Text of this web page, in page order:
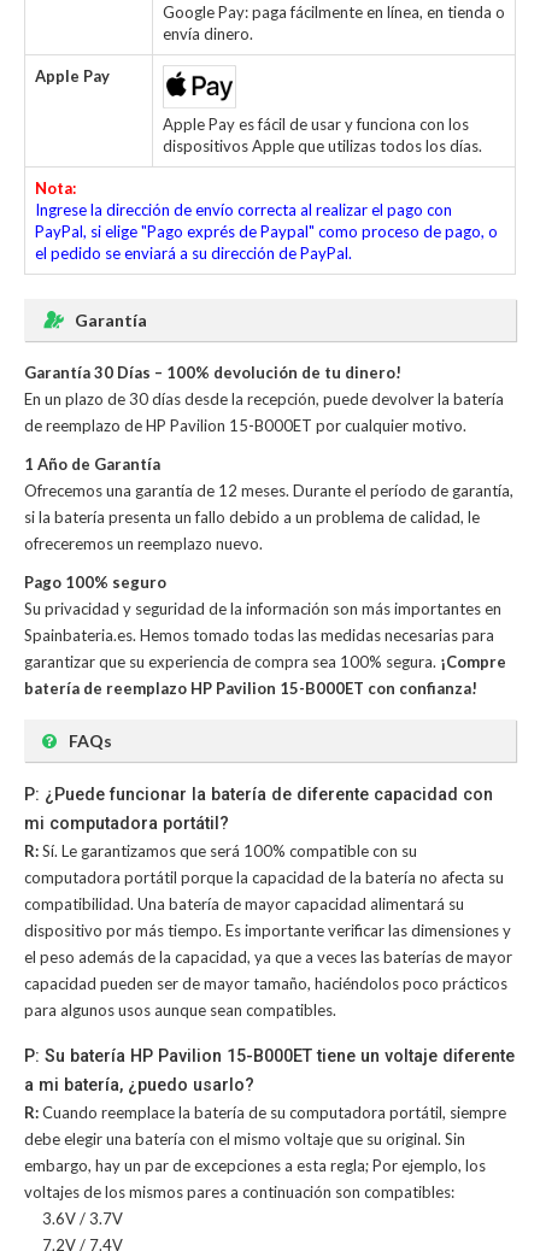
Google Pay: paga fácilmente en línea, en tienda o
envía dinero.
Apple Pay
Apple Pay es fácil de usar y funciona con los
dispositivos Apple que utilizas todos los días.
Nota:
Ingrese la dirección de envío correcta al realizar el pago con
PayPal, si elige "Pago exprés de Paypal" como proceso de pago, o
el pedido se enviará a su dirección de PayPal.
Garantía
Garantía 30 Días – 100% devolución de tu dinero!
En un plazo de 30 días desde la recepción, puede devolver la batería
de reemplazo de HP Pavilion 15-B000ET por cualquier motivo.
1 Año de Garantía
Ofrecemos una garantía de 12 meses. Durante el período de garantía,
si la batería presenta un fallo debido a un problema de calidad, le
ofreceremos un reemplazo nuevo.
Pago 100% seguro
Su privacidad y seguridad de la información son más importantes en
Spainbateria.es. Hemos tomado todas las medidas necesarias para
garantizar que su experiencia de compra sea 100% segura. ¡Compre
batería de reemplazo HP Pavilion 15-B000ET con confianza!
FAQs
P: ¿Puede funcionar la batería de diferente capacidad con
mi computadora portátil?
R:Sí. Le garantizamos que será 100% compatible con su
computadora portátil porque la capacidad de la batería no afecta su
compatibilidad. Una batería de mayor capacidad alimentará su
dispositivo por más tiempo. Es importante verificar las dimensiones y
el peso además de la capacidad, ya que a veces las baterías de mayor
capacidad pueden ser de mayor tamaño, haciéndolos poco prácticos
para algunos usos aunque sean compatibles.
P: Su batería HP Pavilion 15-B000ET tiene un voltaje diferente
a mi batería, ¿puedo usarlo?
R:Cuando reemplace la batería de su computadora portátil, siempre
debe elegir una batería con el mismo voltaje que su original. Sin
embargo, hay un par de excepciones a esta regla; Por ejemplo, los
voltajes de los mismos pares a continuación son compatibles:
3.6V / 3.7V
7.2V / 7.4V